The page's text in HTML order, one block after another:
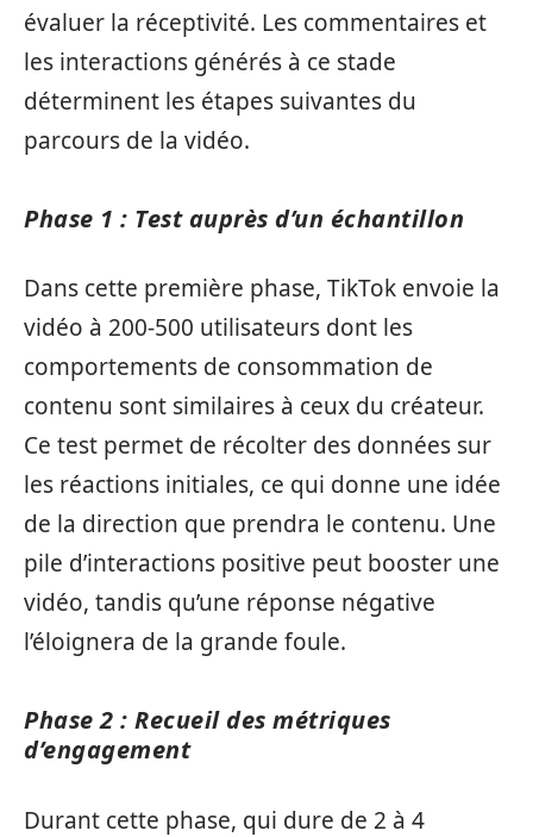
évaluer la réceptivité. Les commentaires et
les interactions générés à ce stade
déterminent les étapes suivantes du
parcours de la vidéo.
Phase 1 : Test auprès d’un échantillon
Dans cette première phase, TikTok envoie la
vidéo à 200-500 utilisateurs dont les
comportements de consommation de
contenu sont similaires à ceux du créateur.
Ce test permet de récolter des données sur
les réactions initiales, ce qui donne une idée
de la direction que prendra le contenu. Une
pile d’interactions positive peut booster une
vidéo, tandis qu’une réponse négative
l’éloignera de la grande foule.
Phase 2 : Recueil des métriques
d’engagement
Durant cette phase, qui dure de 2 à 4